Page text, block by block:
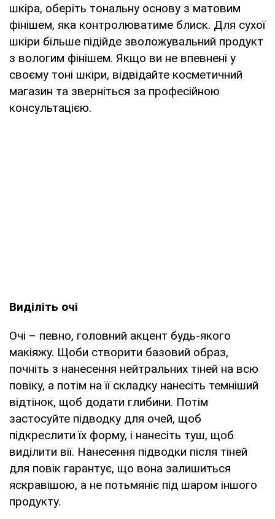
шкіра, оберіть тональну основу з матовим
фінішем, яка контролюватиме блиск. Для сухої
шкіри більше підійде зволожувальний продукт
з вологим фінішем. Якщо ви не впевнені у
своєму тоні шкіри, відвідайте косметичний
магазин та зверніться за професійною
консультацією.
Виділіть очі
Очі – певно, головний акцент будь-якого
макіяжу. Щоби створити базовий образ,
почніть з нанесення нейтральних тіней на всю
повіку, а потім на її складку нанесіть темніший
відтінок, щоб додати глибини. Потім
застосуйте підводку для очей, щоб
підкреслити їх форму, і нанесіть туш, щоб
виділити вії. Нанесення підводки після тіней
для повік гарантує, що вона залишиться
яскравішою, а не потьмяніє під шаром іншого
продукту.